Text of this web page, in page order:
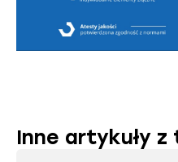
Inne artykuły